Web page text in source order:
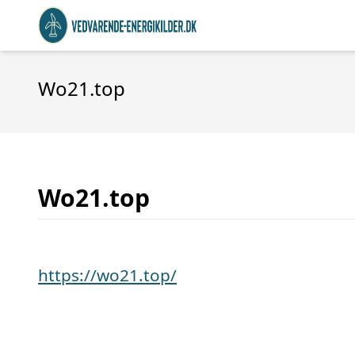
Wo21.top
Wo21.top
https://wo21.top/